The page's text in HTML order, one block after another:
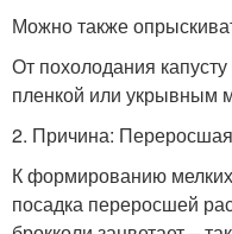
Можно также
От похолодания
пленкой или укрывным
2. Причина:
К формированию
посадка переросшей